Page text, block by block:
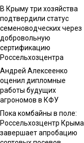
В Крыму три хозяйства
подтвердили статус
семеноводческих через
добровольную
сертификацию
Россельхозцентра
Андрей Алексеенко
оценил дипломные
работы будущих
агрономов в КФУ
Пока комбайны в поле:
Россельхозцентр Крыма
завершает апробацию